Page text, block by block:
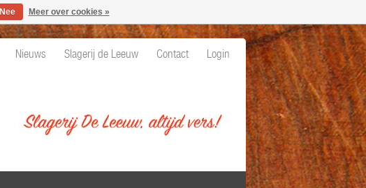
Nieuws Slagerij de Leeuw Contact Login
Nee Meer over cookies »